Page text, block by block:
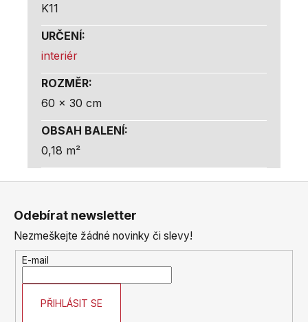
K11
URČENÍ:
interiér
ROZMĚR:
60 x 30 cm
OBSAH BALENÍ:
0,18 m²
Odebírat newsletter
Nezmeškejte žádné novinky či slevy!
E-mail
PŘIHLÁSIT SE